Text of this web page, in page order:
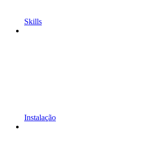
Skills
Instalação